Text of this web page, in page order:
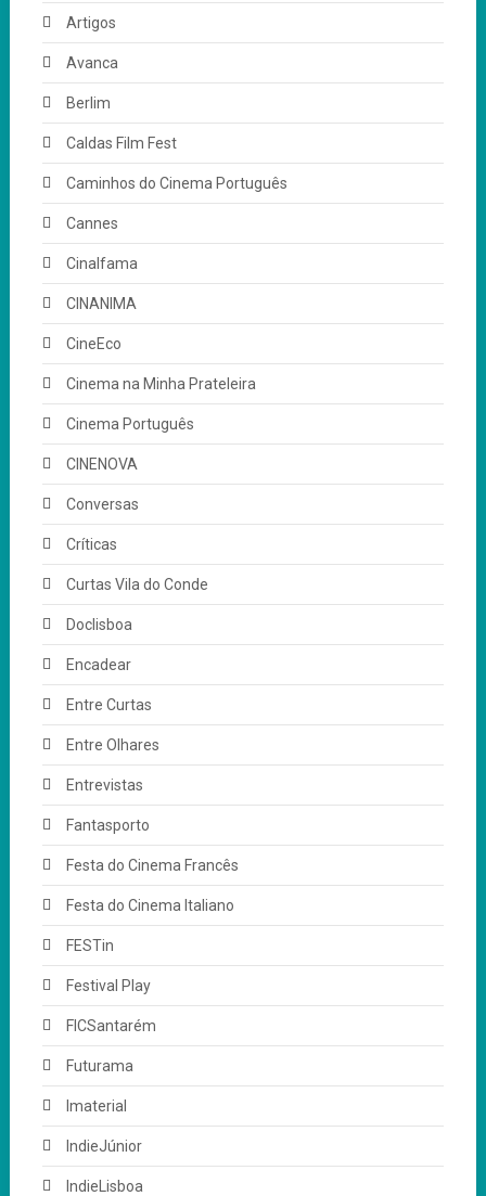
Artigos
Avanca
Berlim
Caldas Film Fest
Caminhos do Cinema Português
Cannes
Cinalfama
CINANIMA
CineEco
Cinema na Minha Prateleira
Cinema Português
CINENOVA
Conversas
Críticas
Curtas Vila do Conde
Doclisboa
Encadear
Entre Curtas
Entre Olhares
Entrevistas
Fantasporto
Festa do Cinema Francês
Festa do Cinema Italiano
FESTin
Festival Play
FICSantarém
Futurama
Imaterial
IndieJúnior
IndieLisboa